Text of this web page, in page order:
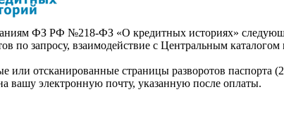
ФЗ РФ №218-ФЗ «О кредитных историях»
по запросу, взаимодействие с Центральным
или отсканированные страницы разворотов паспорта
вашу электронную почту, указанную после оплаты.